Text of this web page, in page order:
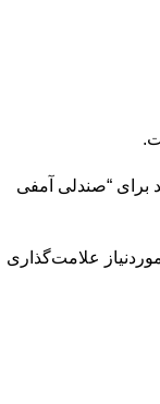
برای “صندلی آمفی
علامت‌گذاری